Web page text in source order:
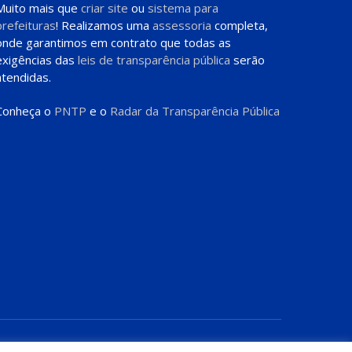
mais que criar site ou sistema para
! Realizamos uma assessoria completa,
garantimos em contrato que todas as
das leis de transparência pública serão
o PNTP e o Radar da Transparência Pública